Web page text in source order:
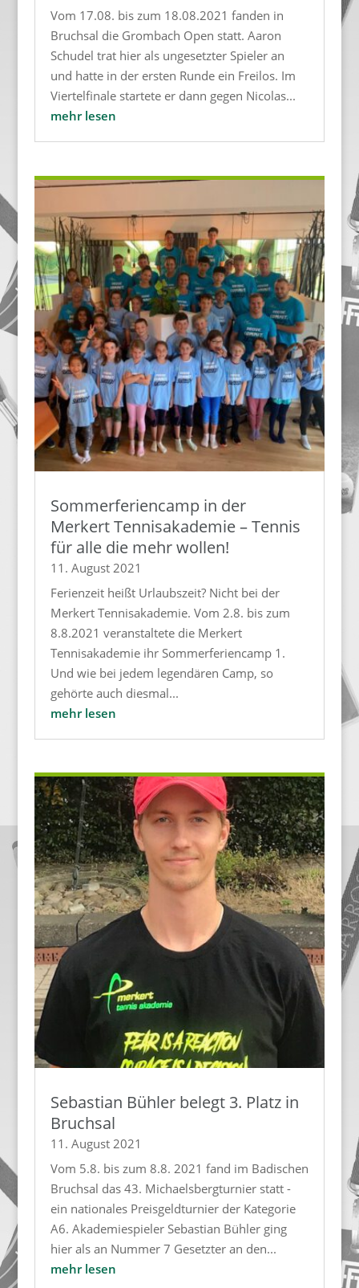
Vom 17.08. bis zum 18.08.2021 fanden in
Bruchsal die Grombach Open statt. Aaron
Schudel trat hier als ungesetzter Spieler an
und hatte in der ersten Runde ein Freilos. Im
Viertelfinale startete er dann gegen Nicolas...
mehr lesen
Sommerferiencamp in der
Merkert Tennisakademie – Tennis
für alle die mehr wollen!
11. August 2021
Ferienzeit heißt Urlaubszeit? Nicht bei der
Merkert Tennisakademie. Vom 2.8. bis zum
8.8.2021 veranstaltete die Merkert
Tennisakademie ihr Sommerferiencamp 1.
Und wie bei jedem legendären Camp, so
gehörte auch diesmal...
mehr lesen
Sebastian Bühler belegt 3. Platz in
Bruchsal
11. August 2021
Vom 5.8. bis zum 8.8. 2021 fand im Badischen
Bruchsal das 43. Michaelsbergturnier statt -
ein nationales Preisgeldturnier der Kategorie
A6. Akademiespieler Sebastian Bühler ging
hier als an Nummer 7 Gesetzter an den...
mehr lesen